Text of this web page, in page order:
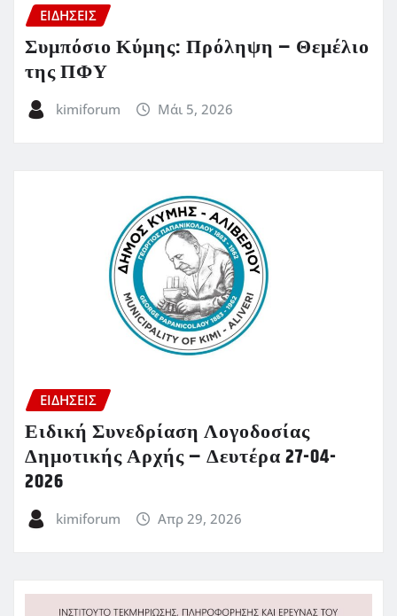
ΕΙΔΗΣΕΙΣ
Συμπόσιο Κύμης: Πρόληψη – Θεμέλιο
της ΠΦΥ
kimiforum Μάι 5, 2026
ΕΙΔΗΣΕΙΣ
Ειδική Συνεδρίαση Λογοδοσίας
Δημοτικής Αρχής – Δευτέρα 27-04-
2026
kimiforum Απρ 29, 2026